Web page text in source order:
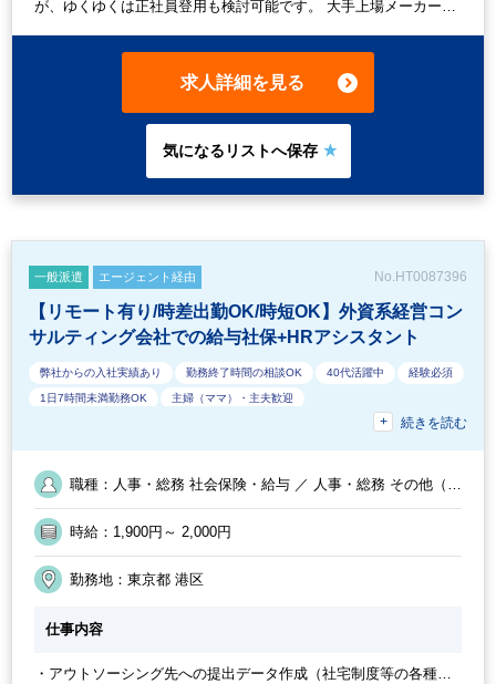
が、ゆくゆくは正社員登用も検討可能です。 大手上場メーカーで
求人詳細を見る
一般派遣 エージェント経由 No.HT0087396
【リモート有り/時差出勤OK/時短OK】外資系経営コン
サルティング会社での給与社保+HRアシスタント
弊社からの入社実績あり 勤務終了時間の相談OK 40代活躍中 経験必須
1日7時間未満勤務OK 主婦（ママ）・主夫歓迎
オフィスカジュアルOK
休憩室あり 派遣スタッフ活躍中 外資系企業 9時30分出社OK
ドリンクサービスあり
残業月10時間未満
その他 英語力を活かす 土日祝休み
時短勤務の相談OK 30代活躍中
続きを読む
職種：人事・総務 社会保険・給与 ／ 人事・総務 その他（人
事・総務）
時給：1,900円～ 2,000円
勤務地：東京都 港区
仕事内容
・アウトソーシング先への提出データ作成（社宅制度等の各種控